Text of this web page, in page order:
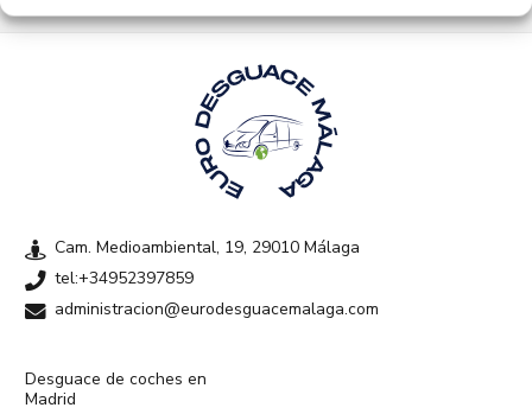
Cam. Medioambiental, 19, 29010 Málaga
tel:+34952397859
administracion@eurodesguacemalaga.com
Desguace de coches en
Madrid